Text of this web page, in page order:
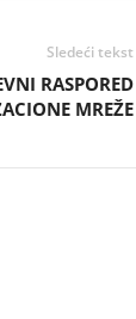
Sledeći tekst
RASPORED
MREŽE